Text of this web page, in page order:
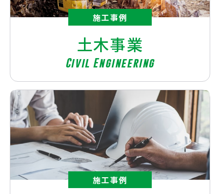
施工事例
土木事業
Civil Engineering
施工事例